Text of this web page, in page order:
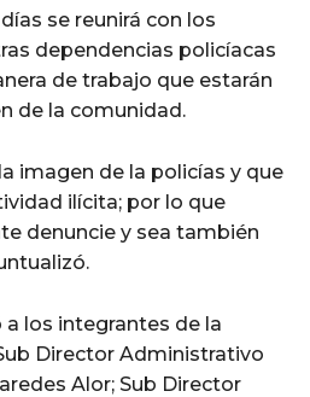
se reunirá con los
dependencias policíacas
de trabajo que estarán
de la comunidad.
imagen de la policías y que
ilícita; por lo que
denuncie y sea también
los integrantes de la
Director Administrativo
Alor; Sub Director